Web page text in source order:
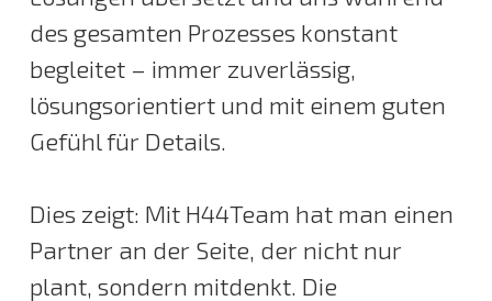
des gesamten Prozesses konstant
begleitet – immer zuverlässig,
lösungsorientiert und mit einem guten
Gefühl für Details.
Dies zeigt: Mit H44Team hat man einen
Partner an der Seite, der nicht nur
plant, sondern mitdenkt. Die